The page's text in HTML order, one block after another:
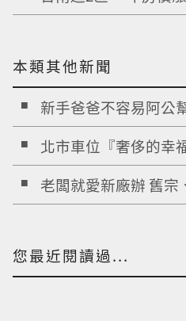
本類其他新聞
新手爸爸不容易阿公
北市車位『奢侈的幸
老闆就愛新廠辦 舊宗
您最近閱讀過...